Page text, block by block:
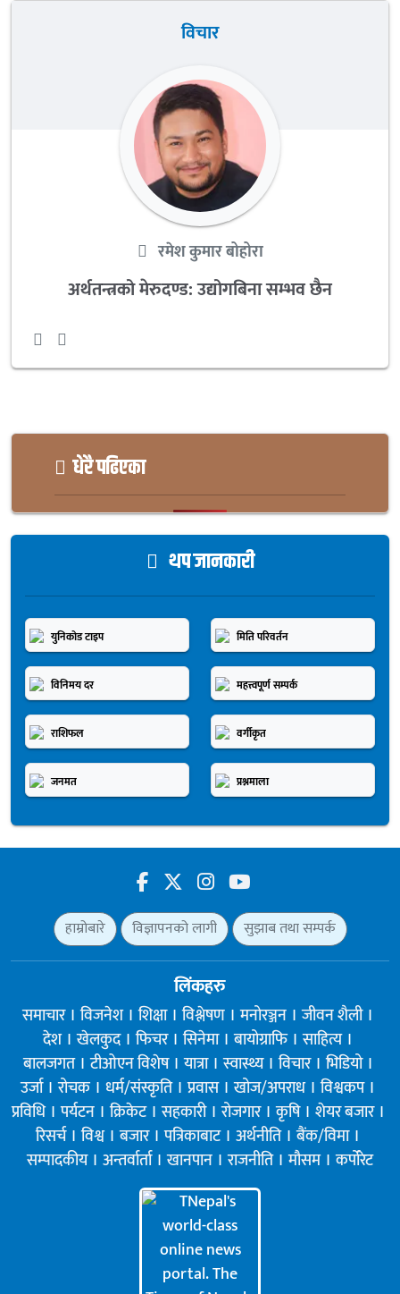
विचार
रमेश कुमार बोहोरा
अर्थतन्त्रको मेरुदण्ड: उद्योगबिना सम्भव छैन
धेरै पढिएका
थप जानकारी
युनिकोड टाइप मिति परिवर्तन
विनिमय दर महत्त्वपूर्ण सम्पर्क
राशिफल वर्गीकृत
जनमत प्रश्नमाला
हाम्रोबारे विज्ञापनको लागी सुझाब तथा सम्पर्क
लिंकहरु
समाचार विजनेश शिक्षा विश्लेषण मनोरञ्जन जीवन शैली
देश खेलकुद फिचर सिनेमा बायोग्राफि साहित्य
बालजगत टीओएन विशेष यात्रा स्वास्थ्य विचार भिडियो
उर्जा रोचक धर्म/संस्कृति प्रवास खोज/अपराध विश्वकप
प्रविधि पर्यटन क्रिकेट सहकारी रोजगार कृषि शेयर बजार
रिसर्च विश्व बजार पत्रिकाबाट अर्थनीति बैंक/विमा
सम्पादकीय अन्तर्वार्ता खानपान राजनीति मौसम कर्पोरेट